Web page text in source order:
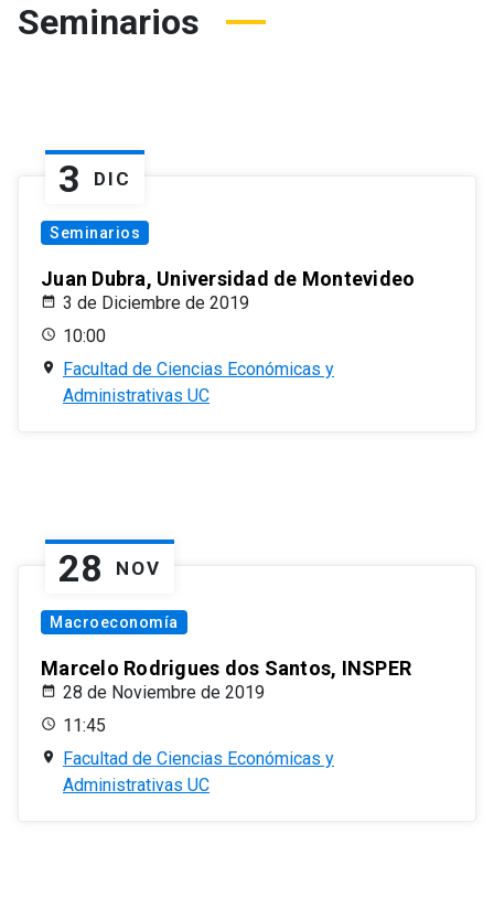
Seminarios
3 DIC
Seminarios
Juan Dubra, Universidad de Montevideo
3 de Diciembre de 2019
10:00
Facultad de Ciencias Económicas y
Administrativas UC
28 NOV
Macroeconomía
Marcelo Rodrigues dos Santos, INSPER
28 de Noviembre de 2019
11:45
Facultad de Ciencias Económicas y
Administrativas UC